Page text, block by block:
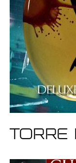
Torre